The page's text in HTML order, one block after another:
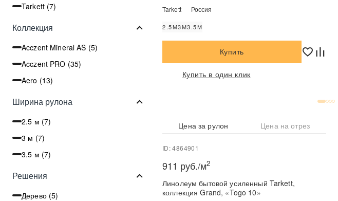
Tarkett (7)
Коллекция
Acczent Mineral AS (5)
Acczent PRO (35)
Aero (13)
Ширина рулона
2.5 м (7)
3 м (7)
3.5 м (7)
Решения
Дерево (5)
Tarkett Россия
2.5М3М3.5М
Купить
Купить в один клик
Цена за рулон Цена на отрез
ID: 4864901
911 руб./м2
Линолеум бытовой усиленный Tarkett,
коллекция Grand, «Togo 10»